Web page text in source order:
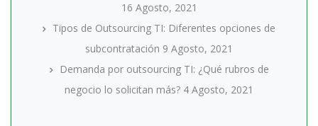
16 Agosto, 2021
Tipos de Outsourcing TI: Diferentes opciones de
subcontratación 9 Agosto, 2021
Demanda por outsourcing TI: ¿Qué rubros de
negocio lo solicitan más? 4 Agosto, 2021